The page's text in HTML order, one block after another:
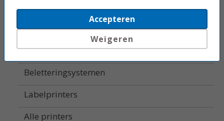
Inkjetprinters
Laserprinters
All-in-one printers
Beletteringsystemen
Labelprinters
Alle printers
Accepteren
Weigeren